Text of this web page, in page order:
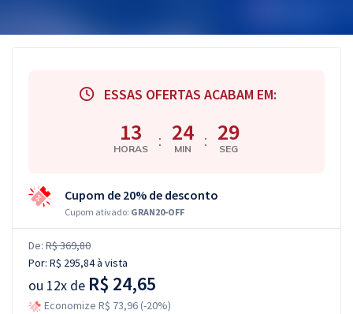
ESSAS OFERTAS ACABAM EM:
13
HORAS : 24
MIN : 29
SEG
Cupom de 20% de desconto
Cupom ativado: GRAN20-OFF
De: R$ 369,80
Por: R$ 295,84à vista
ou 12x de R$ 24,65
Economize R$ 73,96 (-20%)